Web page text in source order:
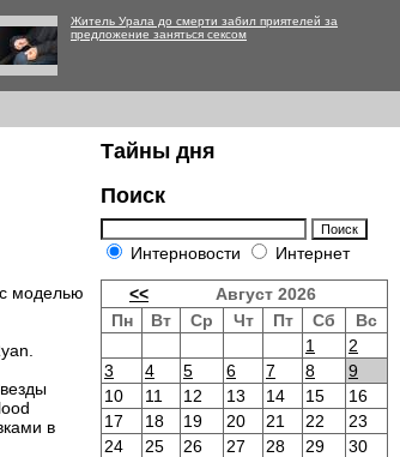
Житель Урала до смерти забил приятелей за
предложение заняться сексом
моделью
в
Тайны дня
Поиск
Интерновости Интернет
<<
Август 2026
Пн
Вт Ср Чт Пт Сб
Вс
1
2
3
4 5 6 7 8
9
10
11 12 13 14 15
16
17
18 19 20 21 22
23
24
25 26 27 28 29
30